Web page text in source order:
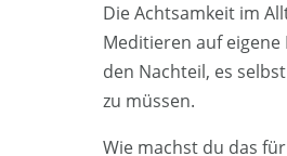
Die Achtsamkeit im
Meditieren auf eigene
den Nachteil, es
zu müssen.
Wie machst du das